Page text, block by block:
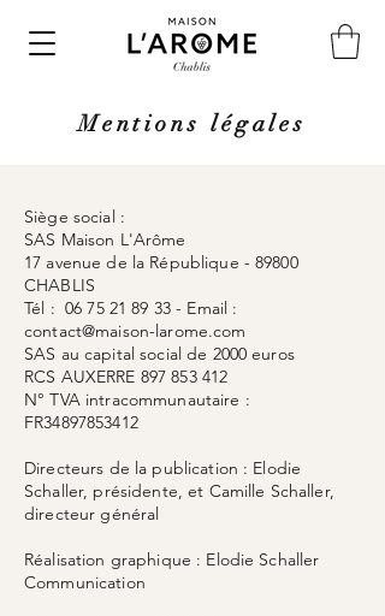
Mentions légales
Siège social :
SAS Maison L'Arôme
17 avenue de la République - 89800
CHABLIS
Tél : 06 75 21 89 33 - Email :
contact@maison-larome.com
SAS au capital social de 2000 euros
RCS AUXERRE 897 853 412
N° TVA intracommunautaire :
FR34897853412
Directeurs de la publication : Elodie
Schaller, présidente, et Camille Schaller,
directeur général
Réalisation graphique : Elodie Schaller
Communication